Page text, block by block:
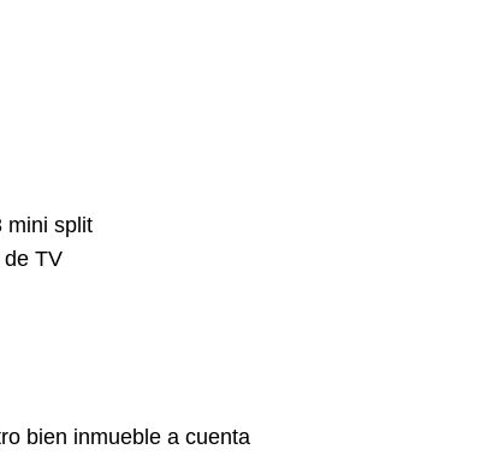
mini split
TV
bien inmueble a cuenta